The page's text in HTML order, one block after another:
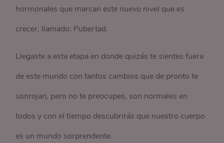
hormonales que marcan este nuevo nivel que es
crecer, llamado: Pubertad.
Llegaste a esta etapa en donde quizás te sientes fuera
de este mundo con tantos cambios que de pronto te
sonrojan, pero no te preocupes, son normales en
todos y con el tiempo descubrirás que nuestro cuerpo
es un mundo sorprendente.